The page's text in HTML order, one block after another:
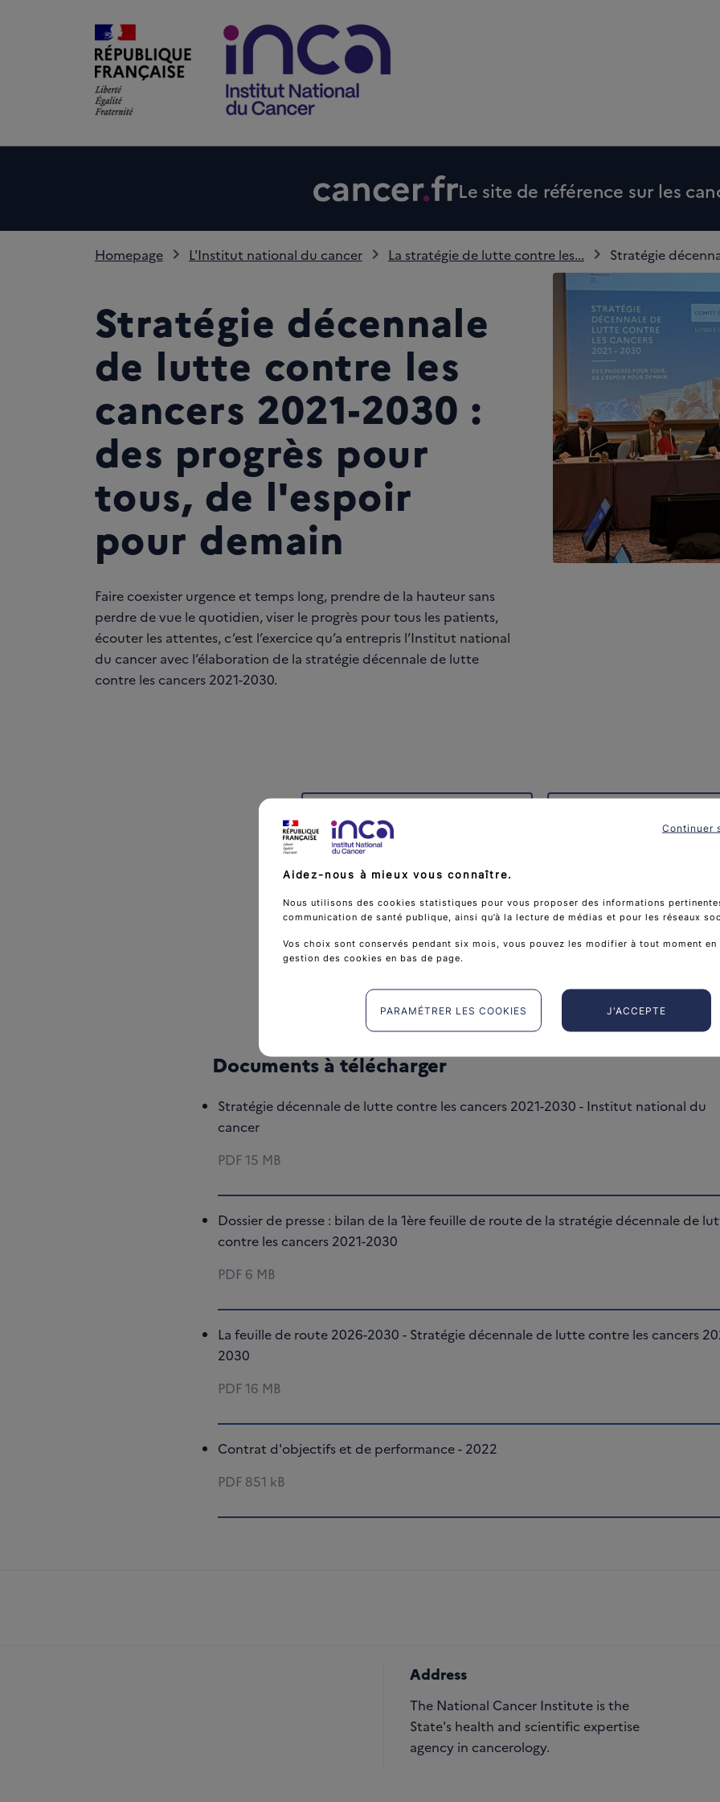
Le site de référence sur les
Homepage L'Institut national du cancer La stratégie de lutte contre les... Stratégie
Stratégie décennale
de lutte contre les
cancers 2021-2030 :
des progrès pour
tous, de l'espoir
pour demain
Faire coexister urgence et temps long, prendre de la hauteur sans
perdre de vue le quotidien, viser le progrès pour tous les patients,
écouter les attentes, c’est l’exercice qu’a entrepris l’Institut national
du cancer avec l’élaboration de la stratégie décennale de lutte
contre les cancers 2021-2030.
Le cadre national
L'avancement de la stratégie
chevron_right
Le déploiement régional
Documents à télécharger
Stratégie décennale de lutte contre les cancers 2021-2030 - Institut national du
cancer
PDF15 MB
Dossier de presse : bilan de la 1ère feuille de route de la stratégie décennale de
contre les cancers 2021-2030
PDF 6 MB
La feuille de route 2026-2030 - Stratégie décennale de lutte contre les cancers
2030
PDF16 MB
Contrat d'objectifs et de performance - 2022
PDF 851 kB
Address
The National Cancer Institute is the
State's health and scientific expertise
agency in cancerology.
Aidez-nous à mieux vous connaître.
Nous utilisons des cookies statistiques pour vous proposer des informations
communication de santé publique, ainsi qu’à la lecture de médias et pour les réseaux
Vos choix sont conservés pendant six mois, vous pouvez les modifier à tout moment en
gestion des cookies en bas de page.
J'ACCEPTE
PARAMÉTRER LES COOKIES
Continuer